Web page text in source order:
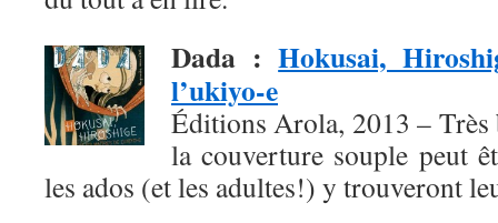
Dada :Hokusai,
l’ukiyo-e
Éditions Arola, 2013 – Très
la couverture souple peut
les ados (et les adultes!) y trouveront